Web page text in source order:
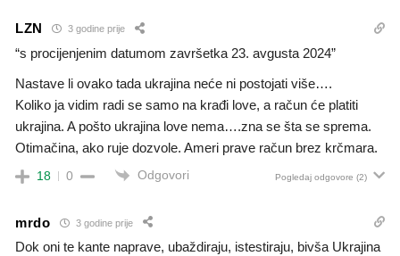
LZN 3 godine prije
“s procijenjenim datumom završetka 23. avgusta 2024”
Nastave li ovako tada ukrajina neće ni postojati više….
Koliko ja vidim radi se samo na krađi love, a račun će platiti
ukrajina. A pošto ukrajina love nema….zna se šta se sprema.
Otimačina, ako ruje dozvole. Ameri prave račun brez krčmara.
18 0 Odgovori Pogledaj odgovore (2)
mrdo 3 godine prije
Dok oni te kante naprave, ubaždiraju, istestiraju, bivša Ukrajina